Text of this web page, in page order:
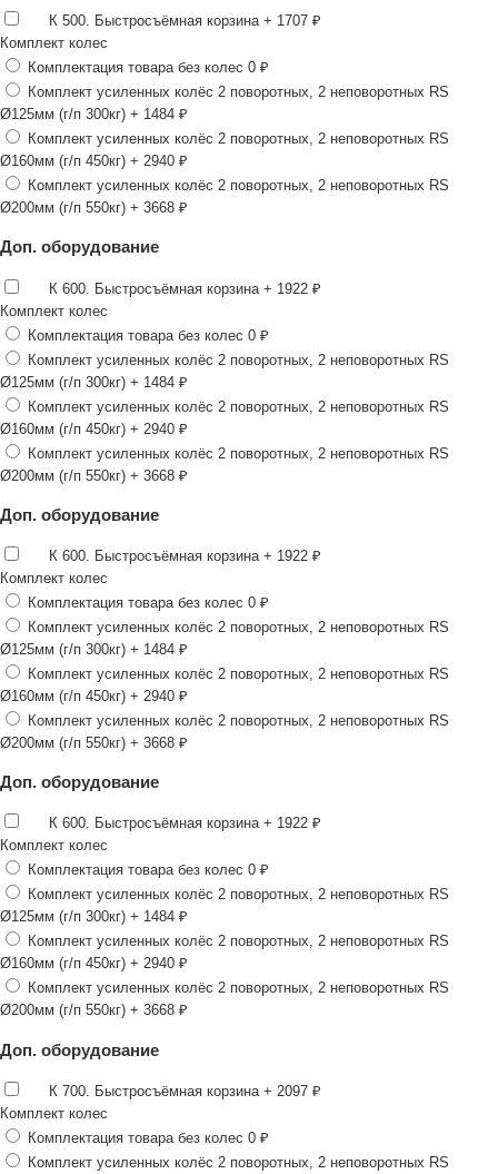
К 500. Быстросъёмная корзина + 1707 ₽
Комплект колес
Комплектация товара без колес 0 ₽
Комплект усиленных колёс 2 поворотных, 2 неповоротных RS
Ø125мм (г/п 300кг) + 1484 ₽
Комплект усиленных колёс 2 поворотных, 2 неповоротных RS
Ø160мм (г/п 450кг) + 2940 ₽
Комплект усиленных колёс 2 поворотных, 2 неповоротных RS
Ø200мм (г/п 550кг) + 3668 ₽
Доп. оборудование
К 600. Быстросъёмная корзина + 1922 ₽
Комплект колес
Комплектация товара без колес 0 ₽
Комплект усиленных колёс 2 поворотных, 2 неповоротных RS
Ø125мм (г/п 300кг) + 1484 ₽
Комплект усиленных колёс 2 поворотных, 2 неповоротных RS
Ø160мм (г/п 450кг) + 2940 ₽
Комплект усиленных колёс 2 поворотных, 2 неповоротных RS
Ø200мм (г/п 550кг) + 3668 ₽
Доп. оборудование
К 600. Быстросъёмная корзина + 1922 ₽
Комплект колес
Комплектация товара без колес 0 ₽
Комплект усиленных колёс 2 поворотных, 2 неповоротных RS
Ø125мм (г/п 300кг) + 1484 ₽
Комплект усиленных колёс 2 поворотных, 2 неповоротных RS
Ø160мм (г/п 450кг) + 2940 ₽
Комплект усиленных колёс 2 поворотных, 2 неповоротных RS
Ø200мм (г/п 550кг) + 3668 ₽
Доп. оборудование
К 600. Быстросъёмная корзина + 1922 ₽
Комплект колес
Комплектация товара без колес 0 ₽
Комплект усиленных колёс 2 поворотных, 2 неповоротных RS
Ø125мм (г/п 300кг) + 1484 ₽
Комплект усиленных колёс 2 поворотных, 2 неповоротных RS
Ø160мм (г/п 450кг) + 2940 ₽
Комплект усиленных колёс 2 поворотных, 2 неповоротных RS
Ø200мм (г/п 550кг) + 3668 ₽
Доп. оборудование
К 700. Быстросъёмная корзина + 2097 ₽
Комплект колес
Комплектация товара без колес 0 ₽
Комплект усиленных колёс 2 поворотных, 2 неповоротных RS